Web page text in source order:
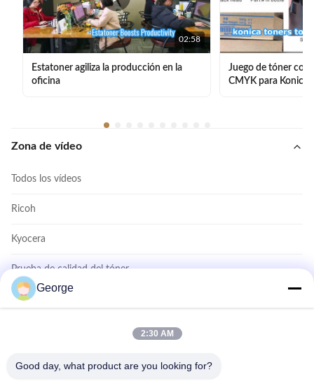
02:58
Estatoner agiliza la producción en la
oficina
Juego de tóner
CMYK para Konica
Zona de vídeo
Todos los vídeos
Ricoh
Kyocera
Prueba de calidad del tóner
Tóner Konica TN414
George
2:30 AM
Good day, what product are you looking for?